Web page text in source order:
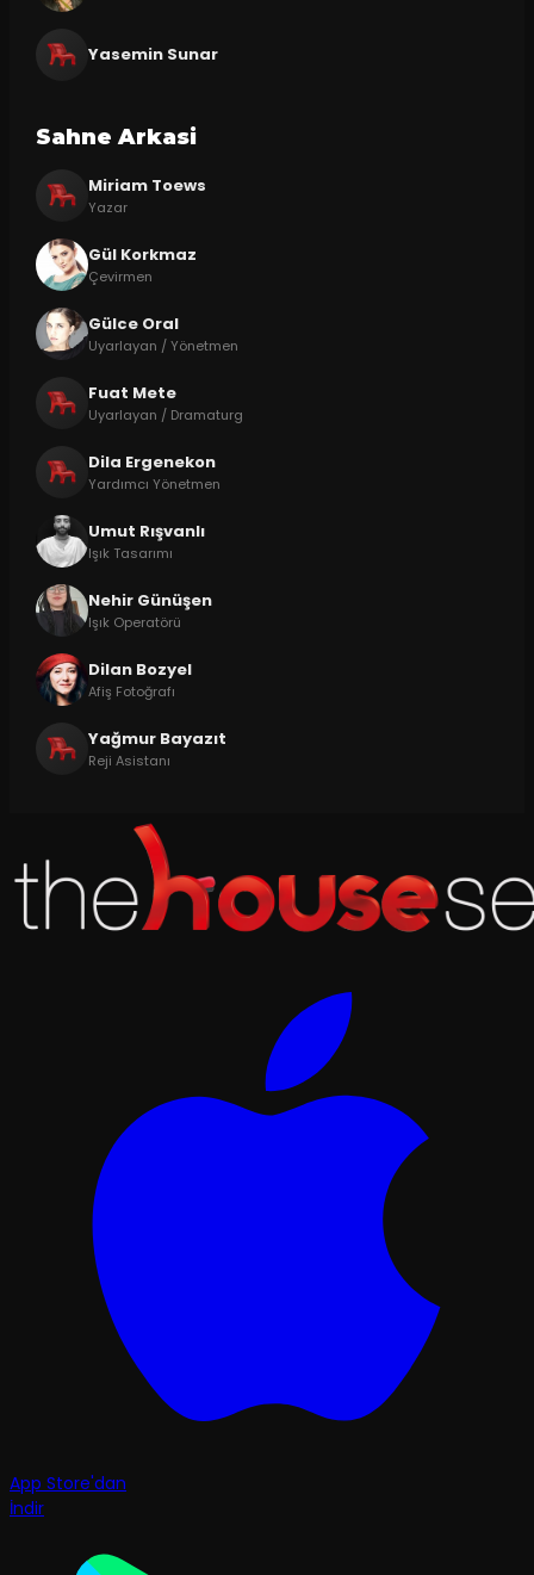
Yasemin Sunar
Sahne Arkasi
Miriam Toews
Yazar
Gül Korkmaz
Çevirmen
Gülce Oral
Uyarlayan / Yönetmen
Fuat Mete
Uyarlayan / Dramaturg
Dila Ergenekon
Yardımcı Yönetmen
Umut Rışvanlı
Işık Tasarımı
Nehir Günüşen
Işık Operatörü
Dilan Bozyel
Afiş Fotoğrafı
Yağmur Bayazıt
Reji Asistanı
App Store'dan
İndir